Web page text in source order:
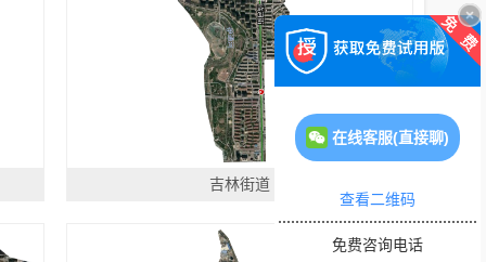
吉林街道
在线客服(直接聊)
查看二维码
免费咨询电话